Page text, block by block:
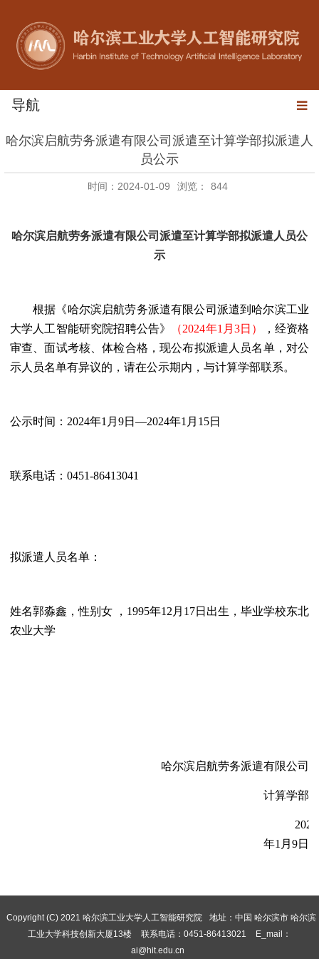
导航
哈尔滨启航劳务派遣有限公司派遣至计算学部拟派遣人
员公示
时间：2024-01-09 浏览： 844
哈尔滨启航劳务派遣有限公司派遣至计算学部拟派遣人员公
示
根据《哈尔滨启航劳务派遣有限公司派遣到哈尔滨工业
大学人工智能研究院招聘公告》 （2024年1月3日） ，经资格
审查、面试考核、体检合格，现公布拟派遣人 员名单，对公
示人员名单有异议的，请在公示期内，与计算学部联系。
公示时间： 2024年1 月 9日 —2024年1 月 15日
联系电话： 0451-86413041
拟派遣 人 员名单：
姓名郭淼鑫 ，性别女 ， 1995年12 月17日出生， 毕业学校东北
农业大学
哈尔滨启航劳务派遣有限公司
计算学部
2024
年1 月 9日
Copyright (C) 2021 哈尔滨工业大学人工智能研究院
地址：中国 哈尔滨市 哈尔滨
工业大学科技创新大厦13楼
联系电话：0451-86413021
E_mail：
ai@hit.edu.cn